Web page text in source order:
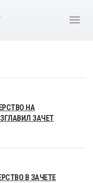
НА
ЗАЧЕТ
В ЗАЧЕТЕ